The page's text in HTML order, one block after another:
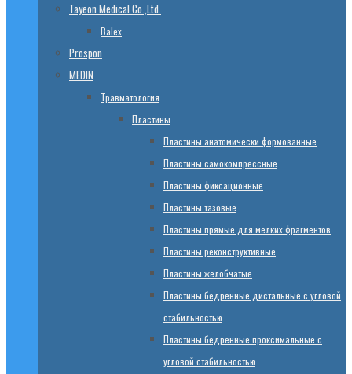
Tayeon Medical Co.,Ltd.
Balex
Prospon
MEDIN
Травматология
Пластины
Пластины анатомически формованные
Пластины самокомпрессные
Пластины фиксационные
Пластины тазовые
Пластины прямые для мелких фрагментов
Пластины реконструктивные
Пластины желобчатые
Пластины бедренные дистальные с угловой
стабильностью
Пластины бедренные проксимальные с
угловой стабильностью